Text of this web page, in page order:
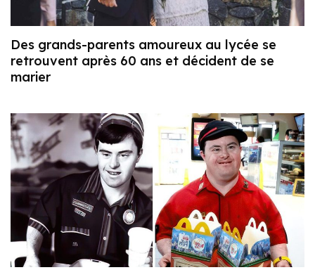
Des grands-parents amoureux au lycée se
retrouvent après 60 ans et décident de se
marier